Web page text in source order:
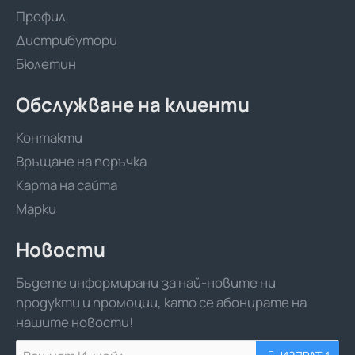
Профил
Дистрибутори
Бюлетин
Обслужване на клиенти
Контакти
Връщане на поръчка
Карта на сайта
Марки
Новости
Бъдете информирани за най-новите ни
продукти и промоции, като се абонирате на
нашите новости!